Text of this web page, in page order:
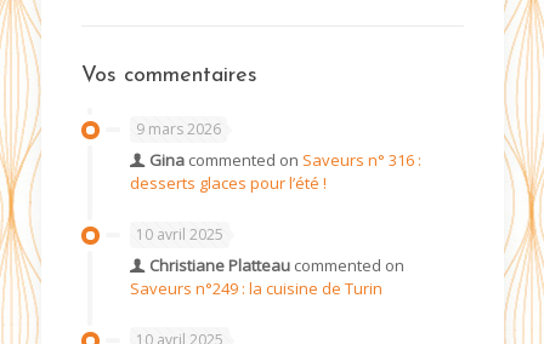
Vos commentaires
9 mars 2026
Ginacommented on Saveurs n° 316 :
desserts glaces pour l’été !
10 avril 2025
Christiane Platteaucommented on
Saveurs n°249 : la cuisine de Turin
10 avril 2025